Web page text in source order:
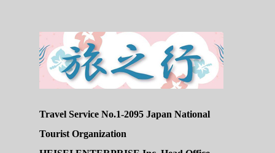
Travel Service No.1-2095 Japan National
Tourist Organization